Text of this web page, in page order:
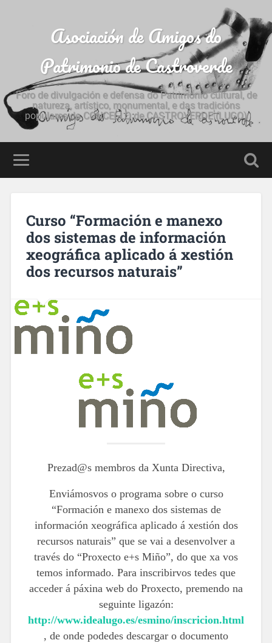
Asociación de Amigos do
Patrimonio de Castroverde
Foro de divulgación e defensa do Patrimonio cultural, de
natureza, artístico, monumental, e das tradicións
populares do CONCELLO de CASTROVERDE (LUGO)
Curso “Formación e manexo
dos sistemas de información
xeográfica aplicado á xestión
dos recursos naturais”
Prezad@s membros da Xunta Directiva,
Enviámosvos o programa sobre o curso
“Formación e manexo dos sistemas de
información xeográfica aplicado á xestión dos
recursos naturais” que se vai a desenvolver a
través do “Proxecto e+s Miño”, do que xa vos
temos informado. Para inscribirvos tedes que
acceder á páxina web do Proxecto, premendo na
seguinte ligazón:
http://www.idealugo.es/esmino/inscricion.html
, de onde podedes descargar o documento